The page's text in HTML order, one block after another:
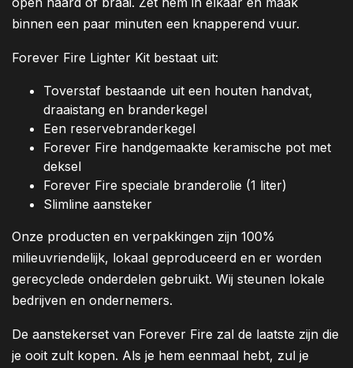
binnen een paar minuten een knapperend vuur.
Forever Fire Lighter Kit bestaat uit:
Toverstaf bestaande uit een houten handvat,
draaistang en branderkegel
Een reservebranderkegel
Forever Fire handgemaakte keramische pot met
deksel
Forever Fire speciale branderolie (1 liter)
Slimline aansteker
Onze producten en verpakkingen zijn 100%
milieuvriendelijk, lokaal geproduceerd en er worden
gerecyclede onderdelen gebruikt. Wij steunen lokale
bedrijven en ondernemers.
De aanstekerset van Forever Fire zal de laatste zijn die
je ooit zult kopen. Als je hem eenmaal hebt, zul je